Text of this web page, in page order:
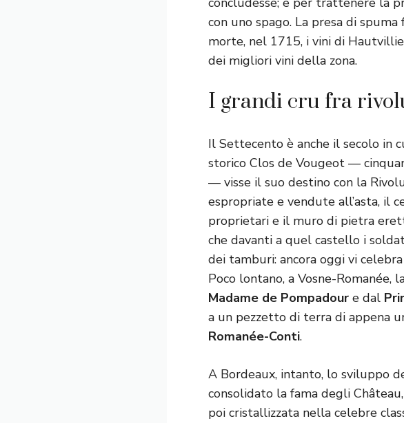
con uno spago. La presa di
morte, nel 1715, i vini di
dei migliori vini della zona.
I grandi cru fra
Il Settecento è anche il secolo in
storico Clos de Vougeot —
— visse il suo destino con la
espropriate e vendute all’asta, il
proprietari e il muro di pietra
che davanti a quel castello i
dei tamburi: ancora oggi vi
Poco lontano, a Vosne-Romanée,
Madame de Pompadour e dal
a un pezzetto di terra di appena
Romanée-Conti.
A Bordeaux, intanto, lo sviluppo
consolidato la fama degli
poi cristallizzata nella celebre